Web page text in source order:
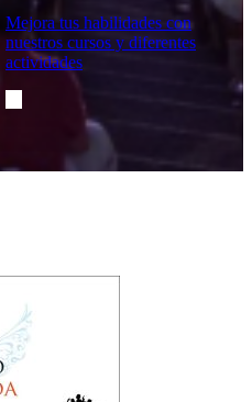
Mejora tus habilidades con
nuestros cursos y diferentes
actividades